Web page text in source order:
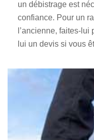
un débistrage est
confiance. Pour un
l’ancienne, faites-
lui un devis si vous